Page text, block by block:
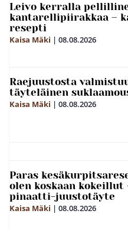
Leivo kerralla
kantarellipiirakkaa –
resepti
Kaisa Mäki | 08.08.2026
Raejuustosta
täyteläinen
Kaisa Mäki | 08.08.2026
Paras
olen koskaan kokeillut
pinaatti-juustotäyte
Kaisa Mäki | 08.08.2026